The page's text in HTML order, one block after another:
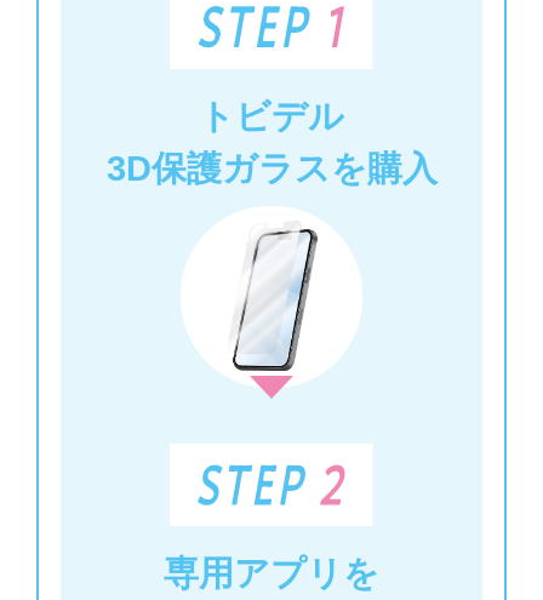
トビデル
3D保護ガラスを購入
専用アプリを